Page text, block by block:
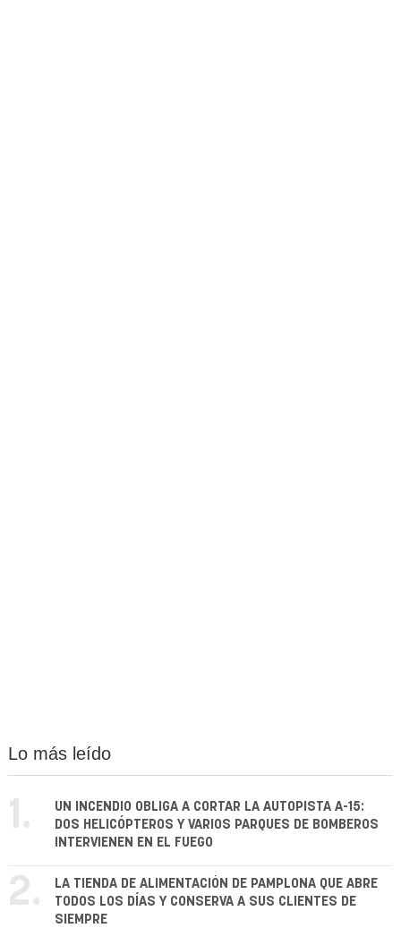
Lo más leído
1.
UN INCENDIO OBLIGA A CORTAR LA AUTOPISTA A-15:
DOS HELICÓPTEROS Y VARIOS PARQUES DE BOMBEROS
INTERVIENEN EN EL FUEGO
2.
LA TIENDA DE ALIMENTACIÓN DE PAMPLONA QUE ABRE
TODOS LOS DÍAS Y CONSERVA A SUS CLIENTES DE
SIEMPRE